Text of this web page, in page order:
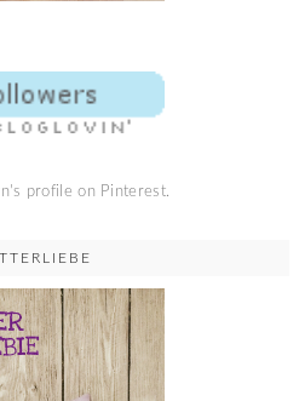
profile on Pinterest.